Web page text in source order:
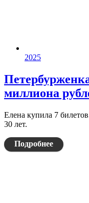
2025
миллиона
Елена купила 7
30 лет.
Подробнее